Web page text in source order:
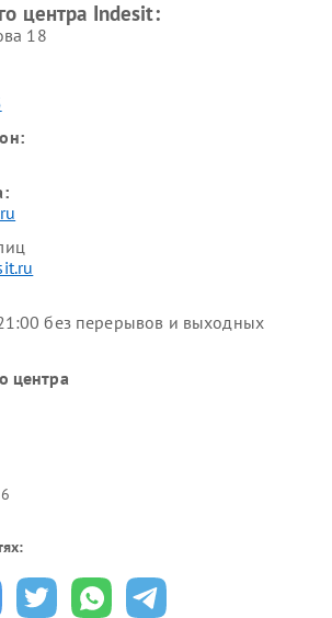
центра Indesit:
18
без перерывов и выходных
центра